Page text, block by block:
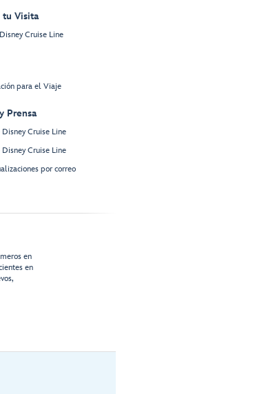
tu Visita
Cruise Line
para el Viaje
Prensa
Cruise Line
Cruise Line
por correo
en
en